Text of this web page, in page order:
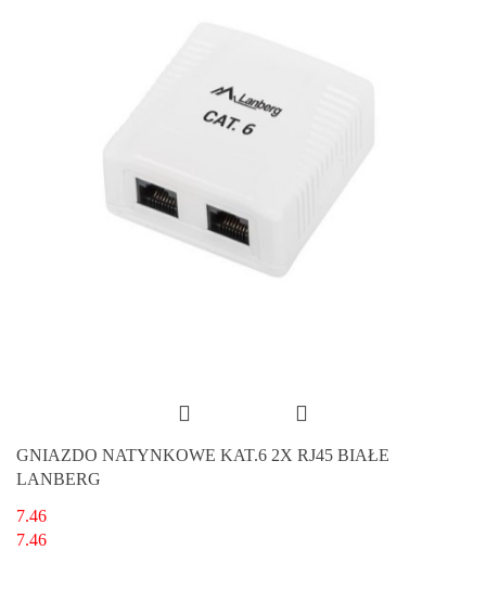
GNIAZDO NATYNKOWE KAT.6 2X RJ45 BIAŁE
LANBERG
7.46
7.46